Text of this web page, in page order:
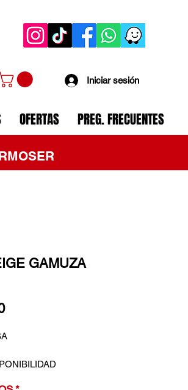
Iniciar sesión
OFERTAS PREG. FRECUENTES
GAMUZA
Precio